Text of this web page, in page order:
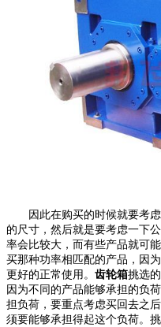
因此在购买的时候就要考
的尺寸，然后就是要考虑一下
率会比较大，而有些产品就可
买那种功率相匹配的产品，因
更好的正常使用。 齿轮箱挑选
因为不同的产品能够承担的负
担负荷，要重点考虑买回去之
须要能够承担得起这个负荷。